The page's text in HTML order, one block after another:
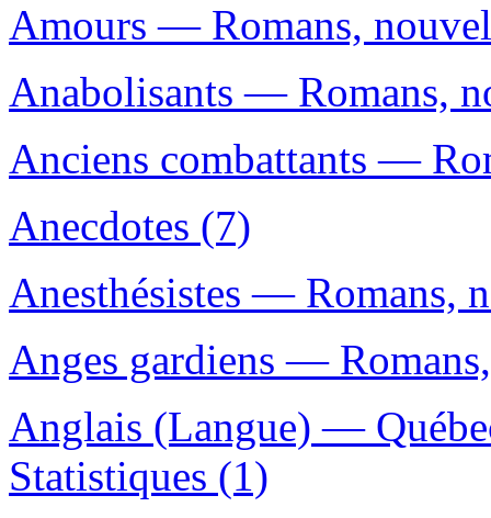
Amours — Romans,
Anabolisants — Romans,
Anciens combattants —
Anecdotes (7)
Anesthésistes — Romans,
Anges gardiens —
Anglais (Langue) —
Statistiques (1)